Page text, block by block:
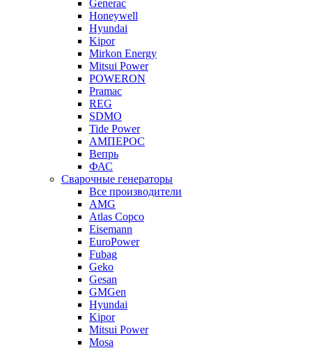
Generac
Honeywell
Hyundai
Kipor
Mirkon Energy
Mitsui Power
POWERON
Pramac
REG
SDMO
Tide Power
АМПЕРОС
Вепрь
ФАС
Сварочные генераторы
Все производители
AMG
Atlas Copco
Eisemann
EuroPower
Fubag
Geko
Gesan
GMGen
Hyundai
Kipor
Mitsui Power
Mosa